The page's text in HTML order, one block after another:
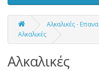
Αλκαλικές -
Αλκαλικές
Αλκαλικές